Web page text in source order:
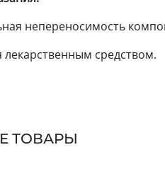
непереносимость
лекарственным средством.
ТОВАРЫ